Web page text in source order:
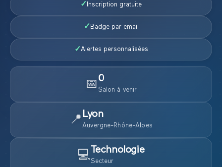
✓ Inscription gratuite
✓ Badge par email
✓Alertes personnalisées
📅 0
Salon à venir
📍 Lyon
Auvergne-Rhône-Alpes
💻Technologie
Secteur